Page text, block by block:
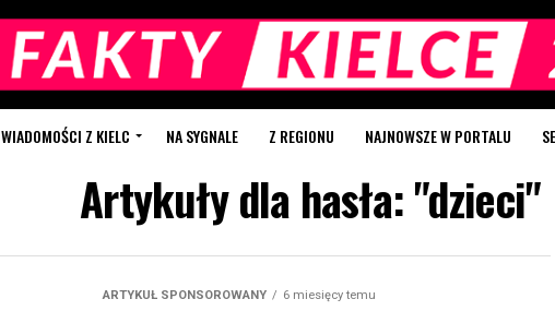
WIADOMOŚCI Z KIELC NA SYGNALE Z REGIONU NAJNOWSZE W PORTALU
Artykuły dla hasła: "dzieci"
ARTYKUŁ SPONSOROWANY 6 miesięcy temu